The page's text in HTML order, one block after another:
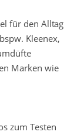
für den Alltag
Kleenex,
Marken wie
zum Testen